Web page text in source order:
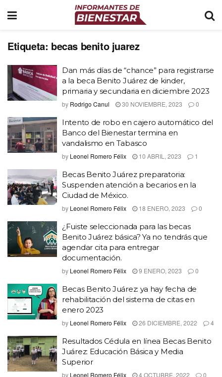
Etiqueta: becas benito juarez
Dan más días de “chance” para registrarse
a la beca Benito Juárez de kinder,
primaria y secundaria en diciembre 2023
by Rodrigo Canul 30 NOVIEMBRE, 2023 0
Intento de robo en cajero automático del
Banco del Bienestar termina en
vandalismo en Tabasco
by Leonel Romero Félix 10 ABRIL, 2023 1
Becas Benito Juárez preparatoria:
Suspenden atención a becarios en la
Ciudad de México.
by Leonel Romero Félix 18 ENERO, 2023 0
¿Fuiste seleccionada para las becas
Benito Juárez básica? Ya no tendrás que
agendar cita para entregar
documentación.
by Leonel Romero Félix 9 ENERO, 2023 0
Becas Benito Juárez: ya hay fecha de
rehabilitación del sistema de citas en
enero 2023
by Leonel Romero Félix 26 DICIEMBRE, 2022 4
Resultados Cédula en línea Becas Benito
Juárez: Educación Básica y Media
Superior
by Leonel Romero Félix 4 OCTUBRE, 2022 0